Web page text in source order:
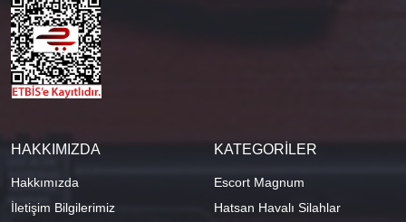
HAKKIMIZDA
Hakkımızda
İletişim Bilgilerimiz
KATEGORİLER
Escort Magnum
Hatsan Havalı Silahlar